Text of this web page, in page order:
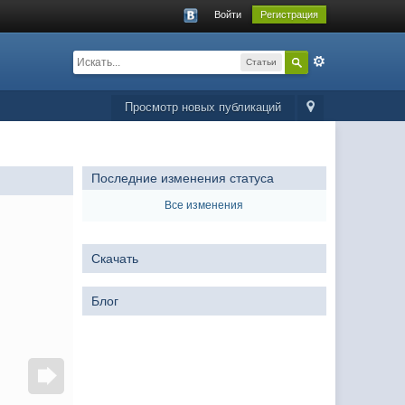
Войти Регистрация
Статьи
Просмотр новых публикаций
Последние изменения статуса
Все изменения
Скачать
Блог